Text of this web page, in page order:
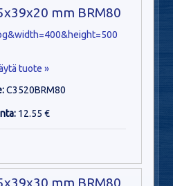
mm BRM80
tuote »
C3520BRM80
12.55 €
mm BRM80